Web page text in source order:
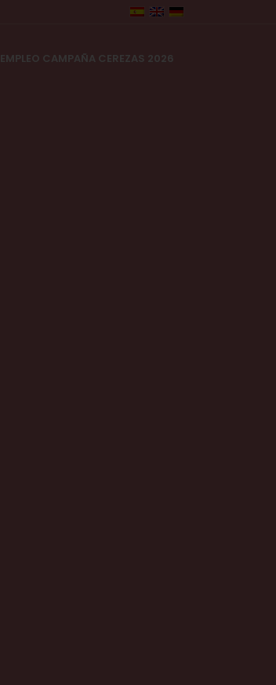
EMPLEO CAMPAÑA CEREZAS 2026